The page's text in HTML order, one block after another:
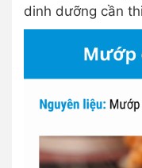
dinh dưỡng cần